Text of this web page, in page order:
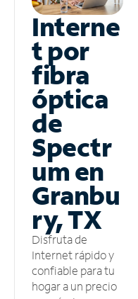
Interne
t por
fibra
óptica
de
Spectr
um en
Granbu
ry, TX
Disfruta de
Internet rápido y
confiable para tu
hogar a un precio